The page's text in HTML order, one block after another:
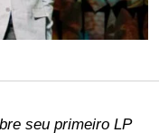
seu primeiro LP